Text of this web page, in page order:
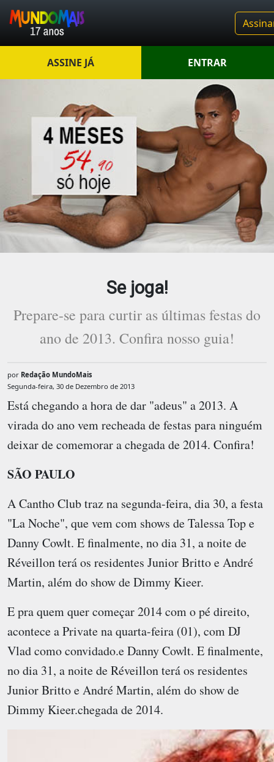
ASSINE JÁ ENTRAR
Se joga!
Prepare-se para curtir as últimas festas do
ano de 2013. Confira nosso guia!
por Redação MundoMais
Segunda-feira, 30 de Dezembro de 2013
Está chegando a hora de dar "adeus" a 2013. A
virada do ano vem recheada de festas para ninguém
deixar de comemorar a chegada de 2014. Confira!
SÃO PAULO
ACantho Clubtraz na segunda-feira, dia 30, a festa
"La Noche", que vem com shows de Talessa Top e
Danny Cowlt. E finalmente, no dia 31, a noite de
Réveillon terá os residentes Junior Britto e André
Martin, além do show de Dimmy Kieer.
E pra quem quer começar 2014 com o pé direito,
acontece a Private na quarta-feira (01), com DJ
Vlad como convidado.e Danny Cowlt. E finalmente,
no dia 31, a noite de Réveillon terá os residentes
Junior Britto e André Martin, além do show de
Dimmy Kieer.chegada de 2014.